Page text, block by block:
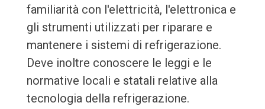
familiarità con l'elettricità, l'elettronica e
gli strumenti utilizzati per riparare e
mantenere i sistemi di refrigerazione.
Deve inoltre conoscere le leggi e le
normative locali e statali relative alla
tecnologia della refrigerazione.